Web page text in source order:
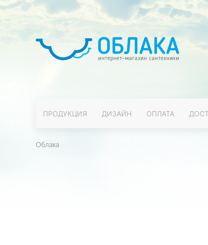
ПРОДУКЦИЯ ДИЗАЙН ОПЛАТА
Облака